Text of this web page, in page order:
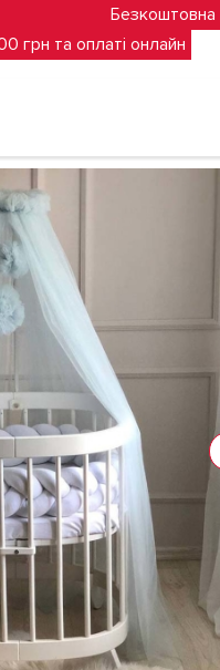
Безкоштовна
грн та оплаті онлайн